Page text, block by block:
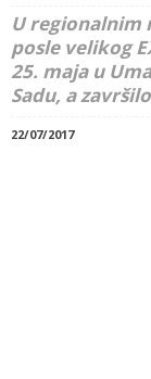
U regionalnim
posle velikog
25. maja u
Sadu, a
22/07/2017